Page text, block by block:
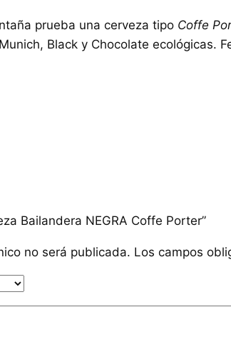
prueba una cerveza tipo Coffe
Black y Chocolate ecológicas.
Bailandera NEGRA Coffe Porter”
no será publicada. Los campos